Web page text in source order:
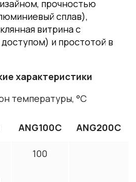
прочностью
сплав),
витрина с
и простотой в
характеристики
температуры, °С
ANG100C ANG200C
100